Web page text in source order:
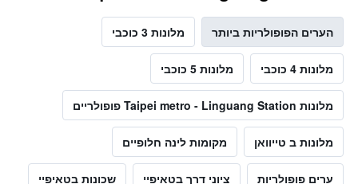
הערים הפופולריות ביותר מלונות 3 כוכבי
מלונות 4 כוכבי מלונות 5 כוכבי
מלונות Taipei metro - Linguang Station פופולריים
מלונות ב טייוואן מקומות לינה חלופיים
ערים פופולריות ציוני דרך בטאיפיי שכונות בטאיפיי